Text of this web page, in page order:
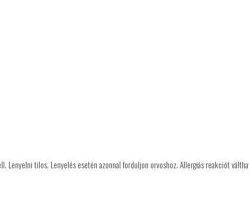
Lenyelni tilos. Lenyelés esetén azonnal forduljon orvoshoz. Allergiás reakciót